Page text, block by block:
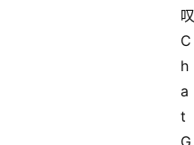
叹
C
h
a
t
G